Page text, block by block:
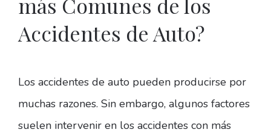
más Comunes de los
Accidentes de Auto?
Los accidentes de auto pueden producirse por
muchas razones. Sin embargo, algunos factores
suelen intervenir en los accidentes con más